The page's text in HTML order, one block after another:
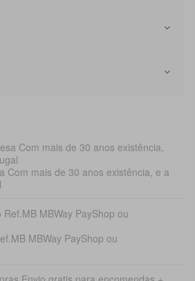
Com mais de 30 anos existência, e a
MBWay PayShop ou